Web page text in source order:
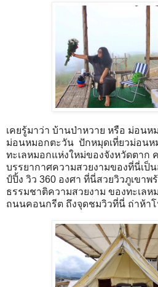
เคยรู้มาว่า บ้านป่าหวาย หรือ ม่อนห
ม่อนหมอกตะวัน ปักหมุดเที่ยวม่อนห
ทะเลหมอกแห่งใหม่ของจังหวัดตาก
บรรยากาศความสวยงามของที่นี่เ
ป์ปิ้ง วิว 360 องศา ที่นี่สวยวิวภูเขาพ
ธรรมชาติความสวยงาม ของทะเลห
ถนนคอนกรีต ถึงจุดชมวิวที่นี่ ถ่าห้า